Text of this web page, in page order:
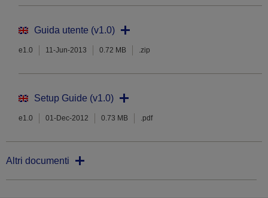
Guida utente (v1.0)
e1.0 11-Jun-2013 0.72 MB .zip
Setup Guide (v1.0)
e1.0 01-Dec-2012 0.73 MB .pdf
Altri documenti